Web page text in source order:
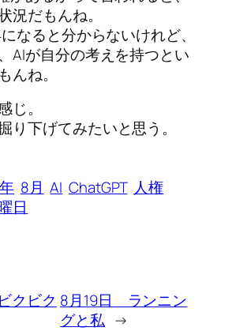
況だもんね。
なると分からないけれど、
AIが自分の考えを持つとい
んね。
じ。
り下げてみたいと思う。
8月 AI ChatGPT 人権
日
クビク 8月19日 ランニン
グと私 →